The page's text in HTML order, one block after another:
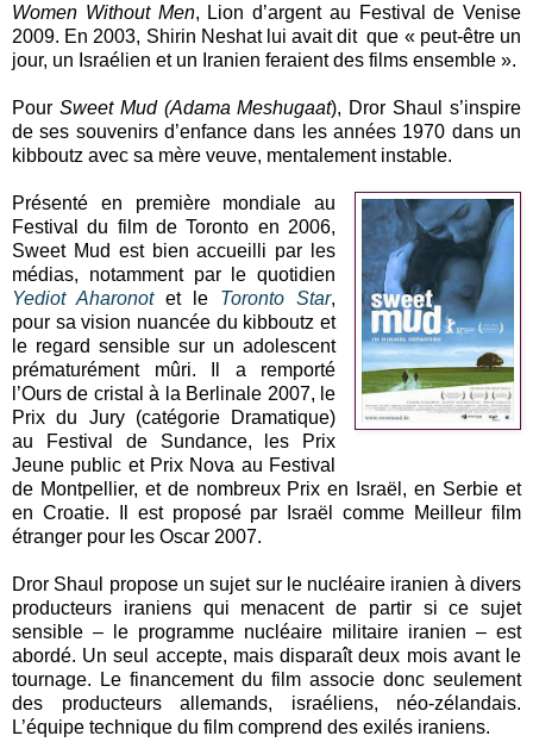
Women Without Men, Lion d’argent au Festival de Venise
2009. En 2003, Shirin Neshat lui avait dit que « peut-être un
jour, un Israélien et un Iranien feraient des films ensemble ».
Pour Sweet Mud (Adama Meshugaat), Dror Shaul s’inspire
de ses souvenirs d’enfance dans les années 1970 dans un
kibboutz avec sa mère veuve, mentalement instable.
Présenté en première mondiale au
Festival du film de Toronto en 2006,
Sweet Mud est bien accueilli par les
médias, notamment par le quotidien
Yediot Aharonotet le Toronto Star,
pour sa vision nuancée du kibboutz et
le regard sensible sur un adolescent
prématurément mûri. Il a remporté
l’Ours de cristal à la Berlinale 2007, le
Prix du Jury (catégorie Dramatique)
au Festival de Sundance, les Prix
Jeune public et Prix Nova au Festival
de Montpellier, et de nombreux Prix en Israël, en Serbie et
en Croatie. Il est proposé par Israël comme Meilleur film
étranger pour les Oscar 2007.
Dror Shaul propose un sujet sur le nucléaire iranien à divers
producteurs iraniens qui menacent de partir si ce sujet
sensible – le programme nucléaire militaire iranien – est
abordé. Un seul accepte, mais disparaît deux mois avant le
tournage. Le financement du film associe donc seulement
des producteurs allemands, israéliens, néo-zélandais.
L’équipe technique du film comprend des exilés iraniens.